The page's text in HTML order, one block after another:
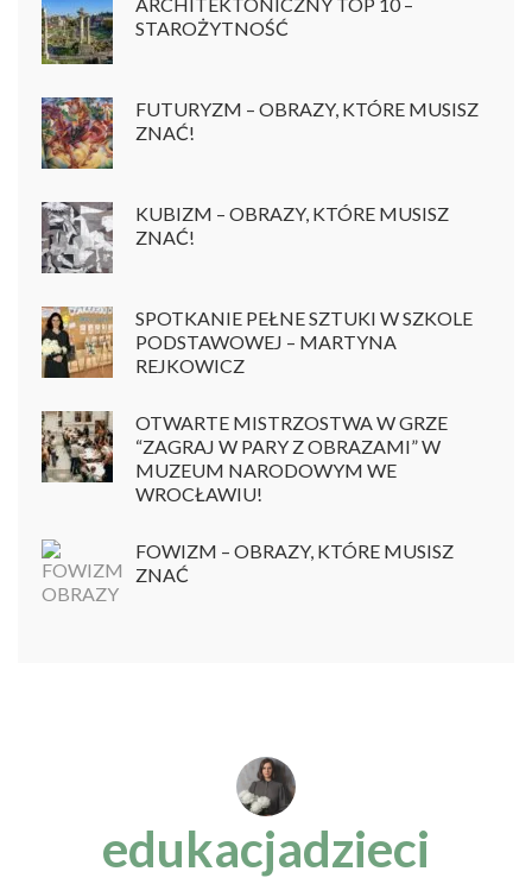
STAROŻYTNOŚĆ
FUTURYZM – OBRAZY, KTÓRE MUSISZ
ZNAĆ!
KUBIZM – OBRAZY, KTÓRE MUSISZ
ZNAĆ!
SPOTKANIE PEŁNE SZTUKI W SZKOLE
PODSTAWOWEJ – MARTYNA
REJKOWICZ
OTWARTE MISTRZOSTWA W GRZE
“ZAGRAJ W PARY Z OBRAZAMI” W
MUZEUM NARODOWYM WE
WROCŁAWIU!
FOWIZM – OBRAZY, KTÓRE MUSISZ
ZNAĆ
edukacjadzieci